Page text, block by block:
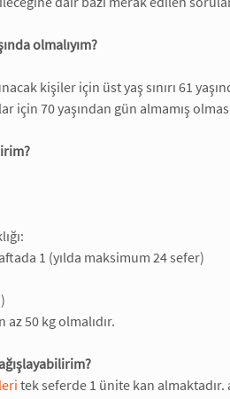
olmalıyım?
kişiler için üst yaş sınırı 61
için 70 yaşından gün almamış
1 (yılda maksimum 24 sefer)
az 50 kg olmalıdır.
tek seferde 1 ünite kan